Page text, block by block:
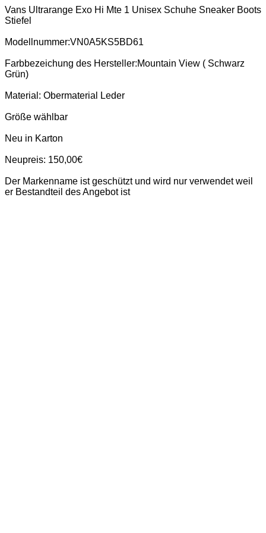
Vans Ultrarange Exo Hi Mte 1 Unisex Schuhe Sneaker Boots
Stiefel
Modellnummer:VN0A5KS5BD61
Farbbezeichung des Hersteller:Mountain View ( Schwarz
Grün)
Material: Obermaterial Leder
Größe wählbar
Neu in Karton
Neupreis: 150,00€
Der Markenname ist geschützt und wird nur verwendet weil
er Bestandteil des Angebot ist